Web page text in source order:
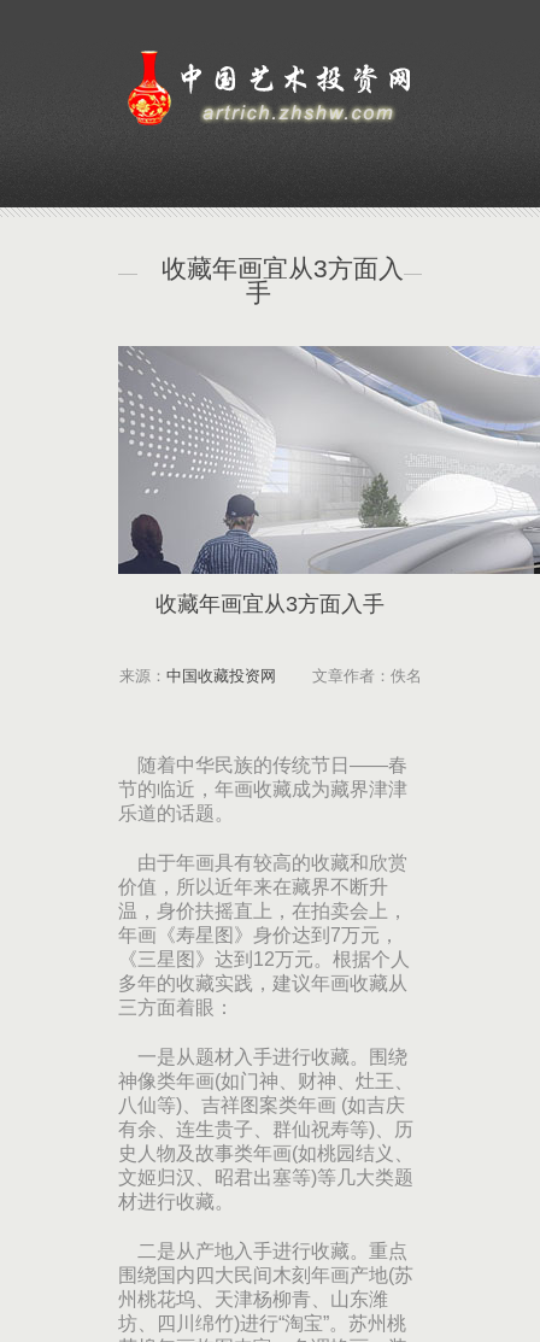
收藏年画宜从3方面入
手
收藏年画宜从3方面入手
来源： 中国收藏投资网 文章作者：佚名
随着中华民族的传统节日——春
节的临近，年画收藏成为藏界津津
乐道的话题。
由于年画具有较高的收藏和欣赏
价值，所以近年来在藏界不断升
温，身价扶摇直上，在拍卖会上，
年画《寿星图》身价达到7万元，
《三星图》达到12万元。根据个人
多年的收藏实践，建议年画收藏从
三方面着眼：
一是从题材入手进行收藏。围绕
神像类年画(如门神、财神、灶王、
八仙等)、吉祥图案类年画 (如吉庆
有余、连生贵子、群仙祝寿等)、历
史人物及故事类年画(如桃园结义、
文姬归汉、昭君出塞等)等几大类题
材进行收藏。
二是从产地入手进行收藏。重点
围绕国内四大民间木刻年画产地(苏
州桃花坞、天津杨柳青、山东潍
坊、四川绵竹)进行“淘宝”。苏州桃